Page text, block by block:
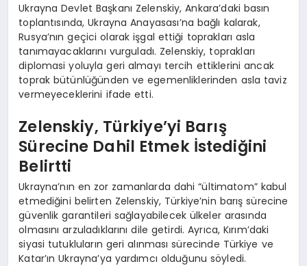
Ukrayna Devlet Başkanı Zelenskiy, Ankara’daki basın
toplantısında, Ukrayna Anayasası’na bağlı kalarak,
Rusya’nın geçici olarak işgal ettiği toprakları asla
tanımayacaklarını vurguladı. Zelenskiy, toprakları
diplomasi yoluyla geri almayı tercih ettiklerini ancak
toprak bütünlüğünden ve egemenliklerinden asla taviz
vermeyeceklerini ifade etti.
Zelenskiy, Türkiye’yi Barış
Sürecine Dahil Etmek İstediğini
Belirtti
Ukrayna’nın en zor zamanlarda dahi “ültimatom” kabul
etmediğini belirten Zelenskiy, Türkiye’nin barış sürecine
güvenlik garantileri sağlayabilecek ülkeler arasında
olmasını arzuladıklarını dile getirdi. Ayrıca, Kırım’daki
siyasi tutukluların geri alınması sürecinde Türkiye ve
Katar’ın Ukrayna’ya yardımcı olduğunu söyledi.